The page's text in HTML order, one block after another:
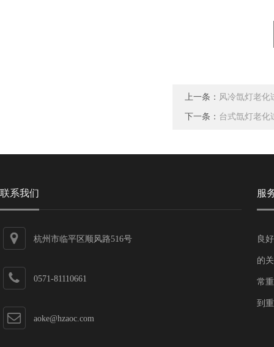
上一条： 风冷氙灯老化
下一条： 台式氙灯老化
联系我们
杭州市临平区顺风路516号
0571-81110661
aoke@hzaoc.com
服
良
的
常
到